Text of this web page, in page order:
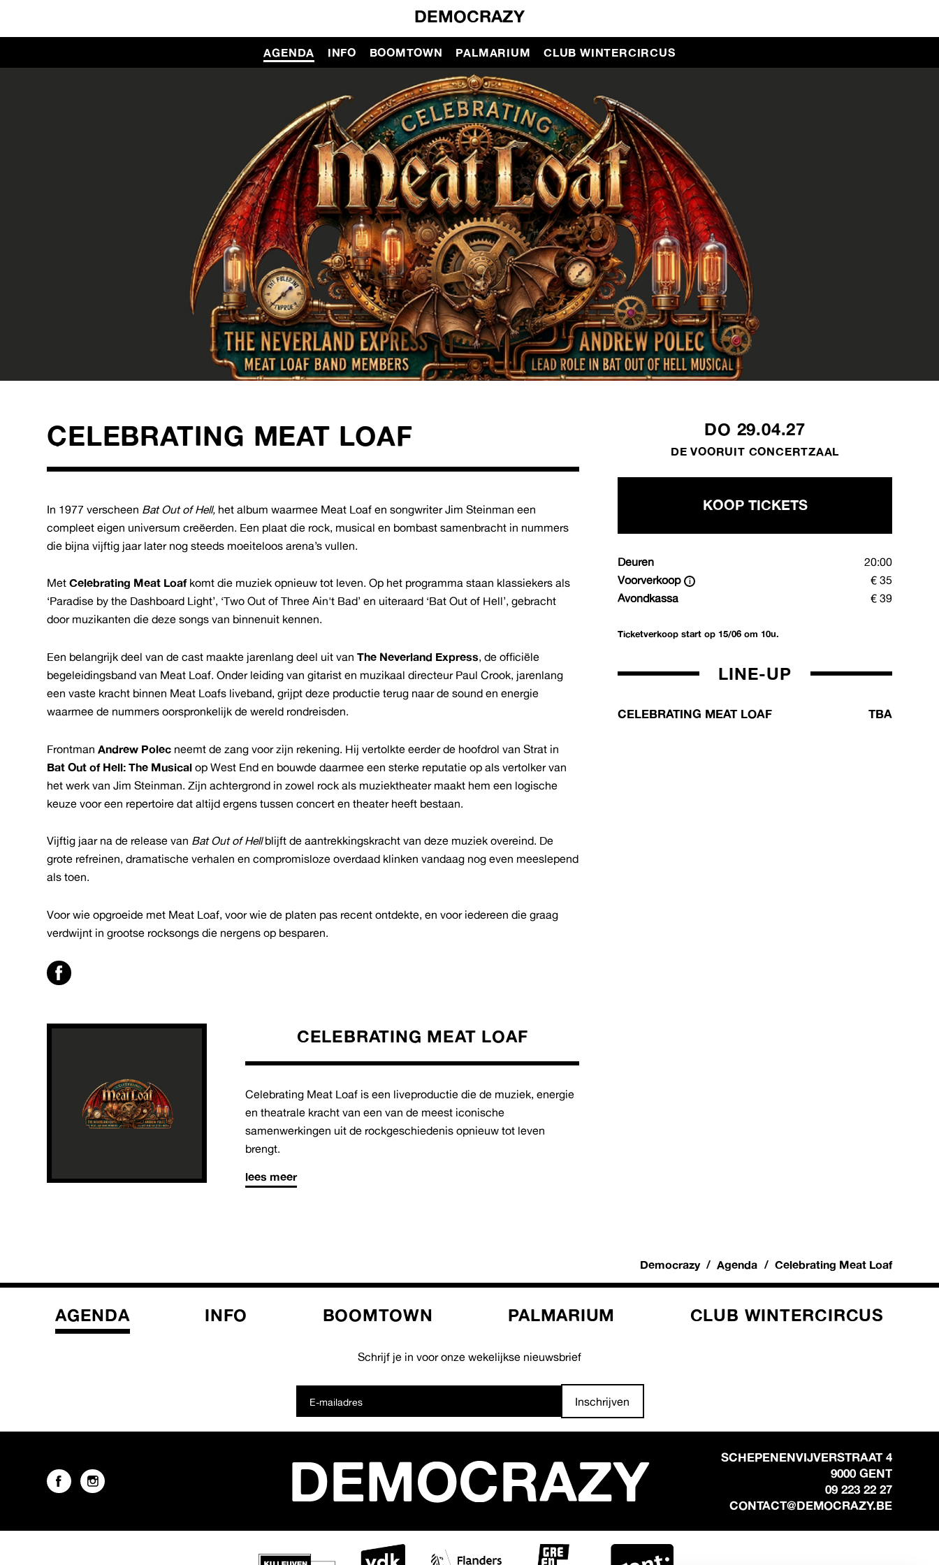
DEMOCRAZY
AGENDA INFO BOOMTOWN PALMARIUM CLUB WINTERCIRCUS
CELEBRATING MEAT LOAF
In 1977 verscheen Bat Out of Hell, het album waarmee Meat Loaf en songwriter Jim Steinman een
compleet eigen universum creëerden. Een plaat die rock, musical en bombast samenbracht in nummers
die bijna vijftig jaar later nog steeds moeiteloos arena’s vullen.
MetCelebrating Meat Loaf komt die muziek opnieuw tot leven. Op het programma staan klassiekers als
‘Paradise by the Dashboard Light’, ‘Two Out of Three Ain't Bad’ en uiteraard ‘Bat Out of Hell’, gebracht
door muzikanten die deze songs van binnenuit kennen.
Een belangrijk deel van de cast maakte jarenlang deel uit vanThe Neverland Express, de officiële
begeleidingsband van Meat Loaf. Onder leiding van gitarist en muzikaal directeur Paul Crook, jarenlang
een vaste kracht binnen Meat Loafs liveband, grijpt deze productie terug naar de sound en energie
waarmee de nummers oorspronkelijk de wereld rondreisden.
FrontmanAndrew Polec neemt de zang voor zijn rekening. Hij vertolkte eerder de hoofdrol van Strat in
Bat Out of Hell: The Musicalop West End en bouwde daarmee een sterke reputatie op als vertolker van
het werk van Jim Steinman. Zijn achtergrond in zowel rock als muziektheater maakt hem een logische
keuze voor een repertoire dat altijd ergens tussen concert en theater heeft bestaan.
Vijftig jaar na de release van Bat Out of Hellblijft de aantrekkingskracht van deze muziek overeind. De
grote refreinen, dramatische verhalen en compromisloze overdaad klinken vandaag nog even meeslepend
als toen.
Voor wie opgroeide met Meat Loaf, voor wie de platen pas recent ontdekte, en voor iedereen die graag
verdwijnt in grootse rocksongs die nergens op besparen.
CELEBRATING MEAT LOAF
Celebrating Meat Loaf is een liveproductie die de muziek, energie
en theatrale kracht van een van de meest iconische
samenwerkingen uit de rockgeschiedenis opnieuw tot leven
brengt.
lees meer
DO 29.04.27
DE VOORUIT CONCERTZAAL
KOOP TICKETS
Deuren
20:00
Voorverkoop
€ 35
Avondkassa
€ 39
Ticketverkoop start op 15/06 om 10u.
LINE-UP
CELEBRATING MEAT LOAF TBA
Democrazy Agenda Celebrating Meat Loaf
AGENDA INFO BOOMTOWN PALMARIUM CLUB WINTERCIRCUS
Schrijf je in voor onze wekelijkse nieuwsbrief
Inschrijven
DEMOCRAZY
SCHEPENENVIJVERSTRAAT 4
9000 GENT
09 223 22 27
CONTACT@DEMOCRAZY.BE